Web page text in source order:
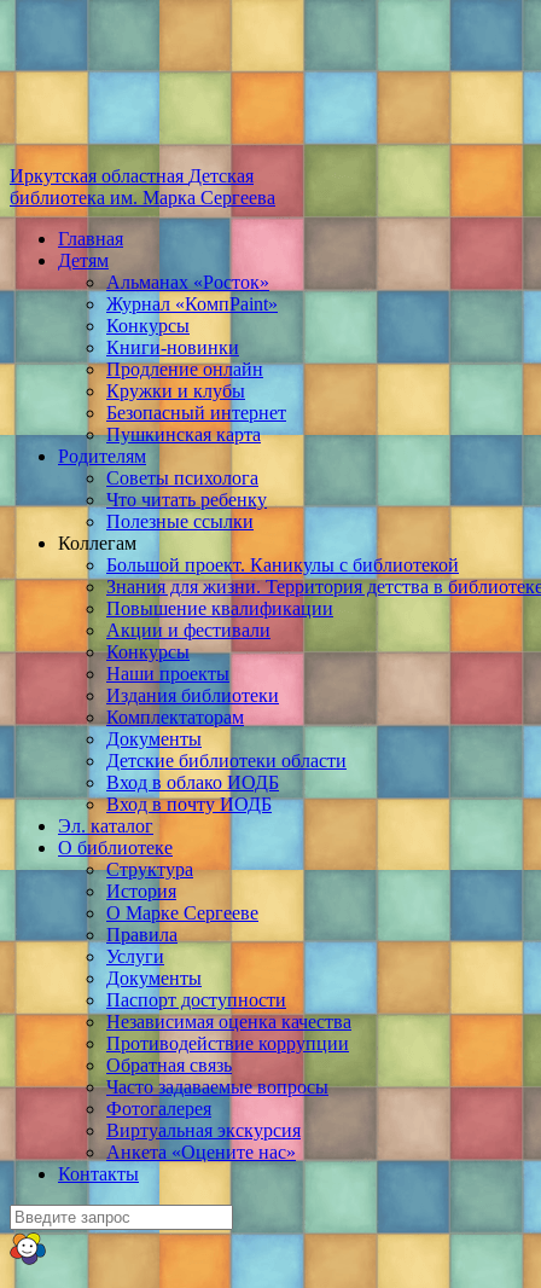
Иркутская областная Детская
библиотека им. Марка Сергеева
Главная
Детям
Альманах «Росток»
Журнал «КомпPaint»
Конкурсы
Книги-новинки
Продление онлайн
Кружки и клубы
Безопасный интернет
Пушкинская карта
Родителям
Советы психолога
Что читать ребенку
Полезные ссылки
Коллегам
Большой проект. Каникулы с библиотекой
Знания для жизни. Территория детства в
Повышение квалификации
Акции и фестивали
Конкурсы
Наши проекты
Издания библиотеки
Комплектаторам
Документы
Детские библиотеки области
Вход в облако ИОДБ
Вход в почту ИОДБ
Эл. каталог
О библиотеке
Структура
История
О Марке Сергееве
Правила
Услуги
Документы
Паспорт доступности
Независимая оценка качества
Противодействие коррупции
Обратная связь
Часто задаваемые вопросы
Фотогалерея
Виртуальная экскурсия
Анкета «Оцените нас»
Контакты